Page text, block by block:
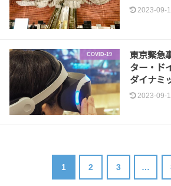
2023-09-
COVID-19
東京緊急
ター・ド
ダイナミ
2023-09-
1 2 3 …